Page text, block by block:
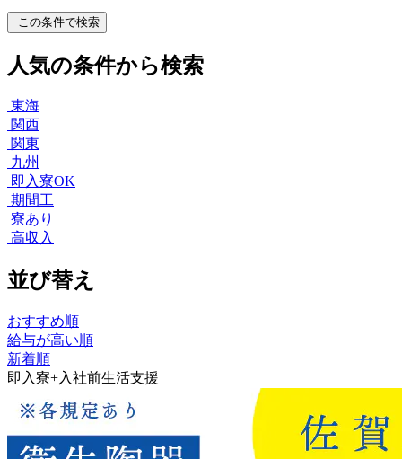
この条件で検索
人気の条件から検索
東海
関西
関東
九州
即入寮OK
期間工
寮あり
高収入
並び替え
おすすめ順
給与が高い順
新着順
即入寮+入社前生活支援